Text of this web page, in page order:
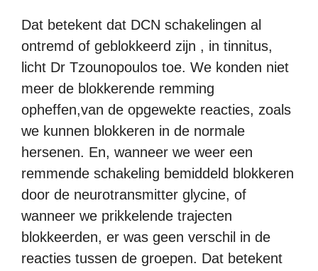
Dat betekent dat DCN schakelingen al
ontremd of geblokkeerd zijn , in tinnitus,
licht Dr Tzounopoulos toe. We konden niet
meer de blokkerende remming
opheffen,van de opgewekte reacties, zoals
we kunnen blokkeren in de normale
hersenen. En, wanneer we weer een
remmende schakeling bemiddeld blokkeren
door de neurotransmitter glycine, of
wanneer we prikkelende trajecten
blokkeerden, er was geen verschil in de
reacties tussen de groepen. Dat betekent